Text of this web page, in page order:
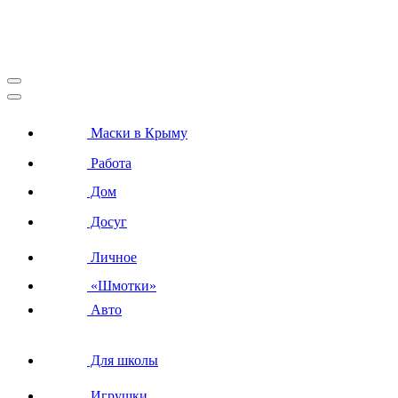
Маски в Крыму
Работа
Дом
Досуг
Личное
«Шмотки»
Авто
Для школы